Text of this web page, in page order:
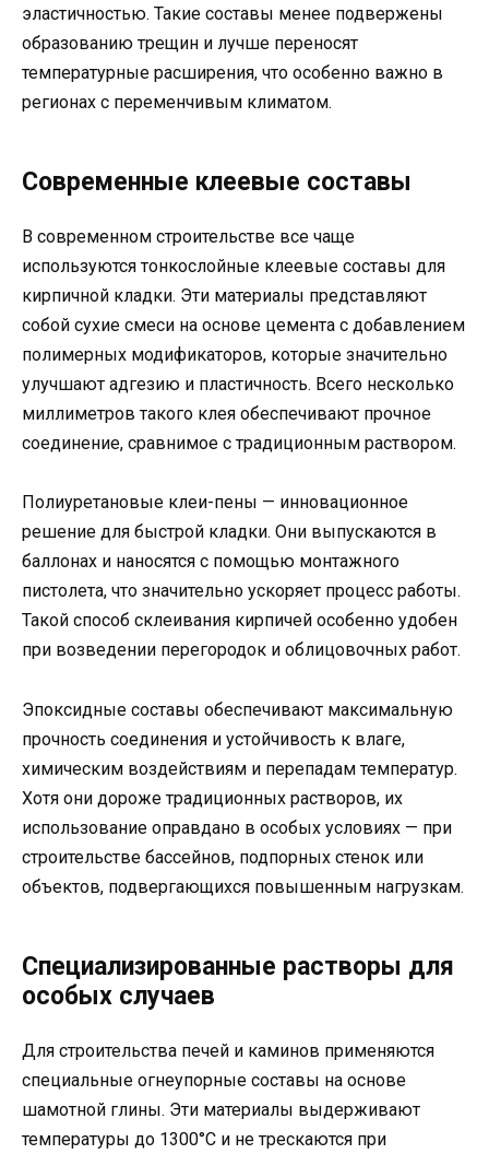
эластичностью. Такие составы менее подвержены
образованию трещин и лучше переносят
температурные расширения, что особенно важно в
регионах с переменчивым климатом.
Современные клеевые составы
В современном строительстве все чаще
используются тонкослойные клеевые составы для
кирпичной кладки. Эти материалы представляют
собой сухие смеси на основе цемента с добавлением
полимерных модификаторов, которые значительно
улучшают адгезию и пластичность. Всего несколько
миллиметров такого клея обеспечивают прочное
соединение, сравнимое с традиционным раствором.
Полиуретановые клеи-пены — инновационное
решение для быстрой кладки. Они выпускаются в
баллонах и наносятся с помощью монтажного
пистолета, что значительно ускоряет процесс работы.
Такой способ склеивания кирпичей особенно удобен
при возведении перегородок и облицовочных работ.
Эпоксидные составы обеспечивают максимальную
прочность соединения и устойчивость к влаге,
химическим воздействиям и перепадам температур.
Хотя они дороже традиционных растворов, их
использование оправдано в особых условиях — при
строительстве бассейнов, подпорных стенок или
объектов, подвергающихся повышенным нагрузкам.
Специализированные растворы для
особых случаев
Для строительства печей и каминов применяются
специальные огнеупорные составы на основе
шамотной глины. Эти материалы выдерживают
температуры до 1300°C и не трескаются при